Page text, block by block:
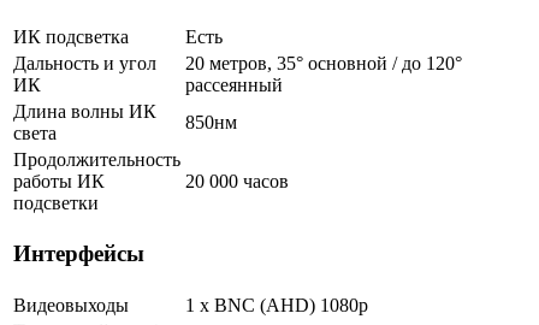
ИК подсветка
Есть
Дальность и угол
ИК
20 метров, 35° основной / до 120°
рассеянный
Длина волны ИК
света
850нм
Продолжительность
работы ИК
подсветки
20 000 часов
Интерфейсы
Видеовыходы
1 x BNC (AHD) 1080p